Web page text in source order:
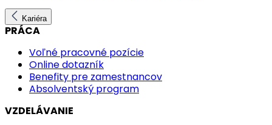
Kariéra
PRÁCA
Voľné pracovné pozície
Online dotazník
Benefity pre zamestnancov
Absolventský program
VZDELÁVANIE